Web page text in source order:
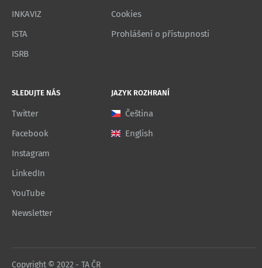
INKAVIZ
ISTA
ISRB
Cookies
Prohlášení o přístupnosti
SLEDUJTE NÁS
Twitter
Facebook
Instagram
LinkedIn
YouTube
Newsletter
JAZYK ROZHRANÍ
Čeština
English
Copyright © 2022 - TA ČR